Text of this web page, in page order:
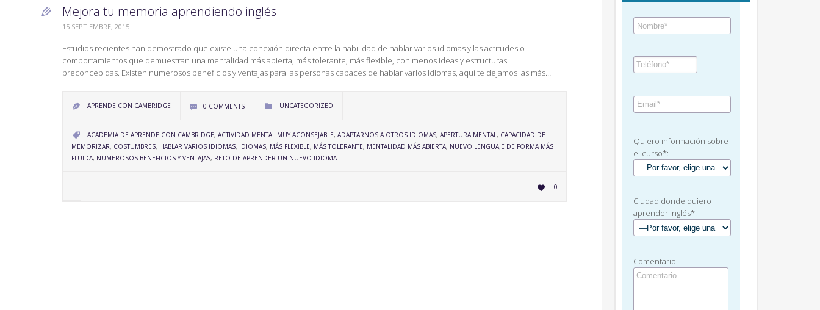
 Mejora tu memoria aprendiendo inglés
15 SEPTIEMBRE, 2015
Estudios recientes han demostrado que existe una conexión directa entre la habilidad de hablar varios idiomas y las actitudes o
comportamientos que demuestran una mentalidad más abierta, más tolerante, más flexible, con menos ideas y estructuras
preconcebidas. Existen numerosos beneficios y ventajas para las personas capaces de hablar varios idiomas, aquí te dejamos las más…
 APRENDE CON CAMBRIDGE  0 COMMENTS  CATEGORY
UNCATEGORIZED
 CATEGORY
ACADEMIA DE APRENDE CON CAMBRIDGE, ACTIVIDAD MENTAL MUY ACONSEJABLE, ADAPTARNOS A OTROS IDIOMAS, APERTURA MENTAL, CAPACIDAD DE
MEMORIZAR, COSTUMBRES, HABLAR VARIOS IDIOMAS, IDIOMAS, MÁS FLEXIBLE, MÁS TOLERANTE, MENTALIDAD MÁS ABIERTA, NUEVO LENGUAJE DE FORMA MÁS
FLUIDA, NUMEROSOS BENEFICIOS Y VENTAJAS, RETO DE APRENDER UN NUEVO IDIOMA
 LOVE
IT0
Quiero información sobre
el curso*:
Ciudad donde quiero
aprender inglés*:
Comentario